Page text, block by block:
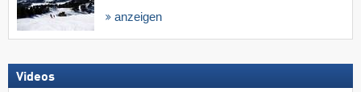
anzeigen
Videos